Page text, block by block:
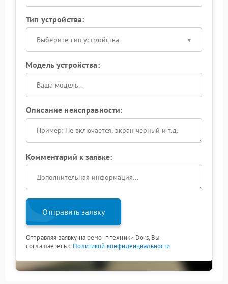
Тип устройства:
Выберите тип устройства
Модель устройства:
Описание неисправности:
Комментарий к заявке:
Отправить заявку
Отправляя заявку на ремонт техники Dors, Вы
соглашаетесь с Политикой конфиденциальности